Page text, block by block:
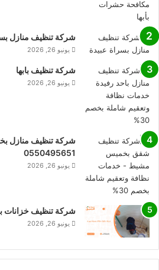
شركة تنظيف منازل
يونيو 26, 2026
شركة تنظيف بابها
يونيو 26, 2026
0550495651
يونيو 26, 2026
شركة تنظيف
يونيو 26, 2026